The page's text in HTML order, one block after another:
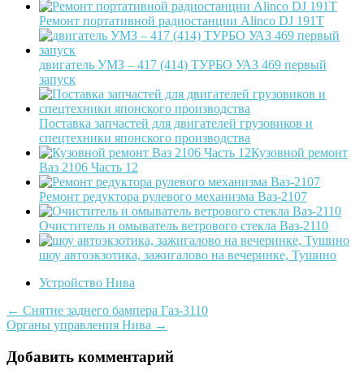
Ремонт портативной радиостанции Alinco DJ 191T
двигатель УМЗ – 417 (414) ТУРБО УАЗ 469 первый
запуск
Поставка запчастей для двигателей грузовиков и
спецтехники японского производства
Кузовной ремонт
Ваз 2106 Часть 12
Ремонт редуктора рулевого механизма Ваз-2107
Очиститель и омыватель ветрового стекла Ваз-2110
шоу автоэкзотика, зажигалово на вечеринке, Тушино
Устройство Нива
Post
navigation
← Снятие заднего бампера Газ-3110
Органы управления Нива →
Добавить комментарий